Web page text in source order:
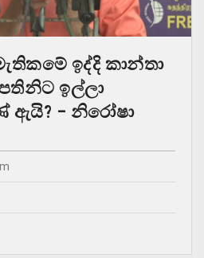
ඉද්දි කාන්තා
ඉල්ලා
– නිරෝෂා